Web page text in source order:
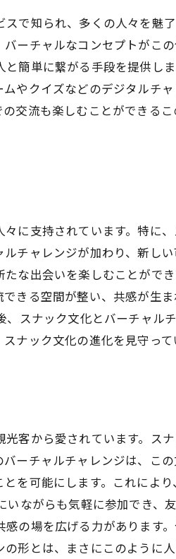
で知られ、多くの人々を魅
ーチャルなコンセプトがこ
簡単に繋がる手段を提供し
やクイズなどのデジタルチ
交流も楽しむことができる
に支持されています。特に
チャレンジが加わり、新し
な出会いを楽しむことがで
きる空間が整い、共感が生
スナック文化とバーチャル
ナック文化の進化を見守って
客から愛されています。ス
ーチャルチャレンジは、こ
を可能にします。これによ
ながらも気軽に参加でき、
の場を広げる力があります
形とは、まさにこのように